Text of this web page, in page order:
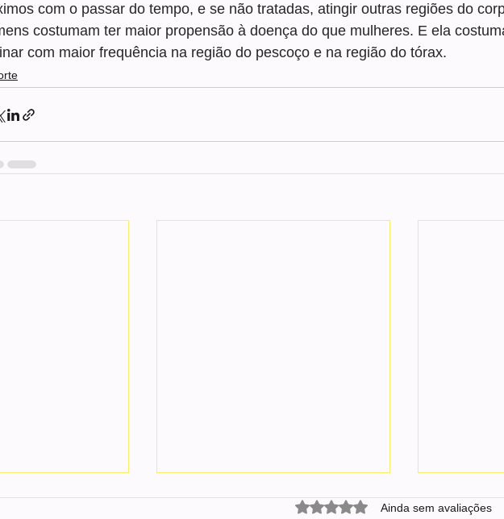
com o passar do tempo, e se não tratadas, atingir outras regiões do
costumam ter maior propensão à doença do que mulheres. E ela
com maior frequência na região do pescoço e na região do tórax.
Avaliado com 0 de 5 estrelas.
Ainda sem avaliações